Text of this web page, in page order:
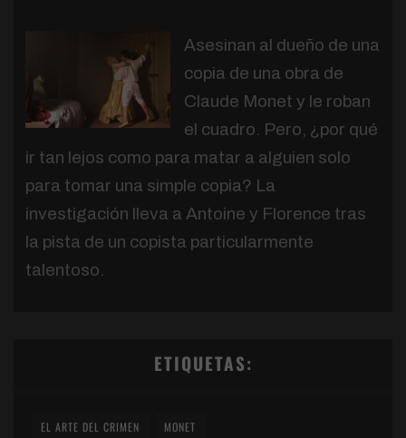
Asesinan al dueño de una
copia de una obra de
Claude Monet y le roban
el cuadro. Pero, ¿por qué
ir tan lejos como para matar a alguien solo
para tomar una simple copia? La
investigación lleva a Antoine y Florence tras
la pista de un copista particularmente
talentoso.
ETIQUETAS:
EL ARTE DEL CRIMEN MONET